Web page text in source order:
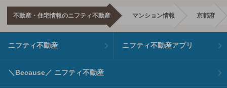
不動産・住宅情報のニフティ不動産 マンション情報 京都府
ニフティ不動産 ニフティ不動産アプリ
＼Because／ ニフティ不動産